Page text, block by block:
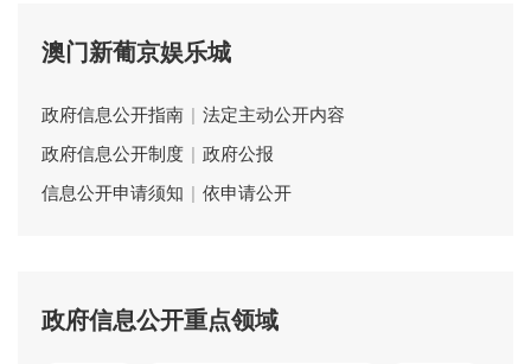
澳门新葡京娱乐城
政府信息公开指南 | 法定主动公开内容
政府信息公开制度 | 政府公报
信息公开申请须知 | 依申请公开
政府信息公开重点领域